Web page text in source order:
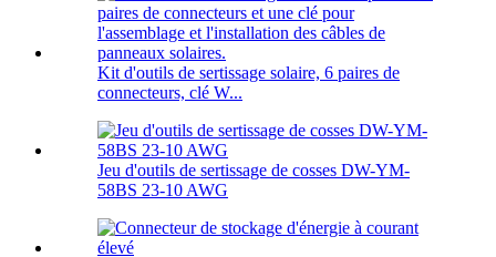
Kit d'outils de sertissage solaire, 6 paires de
connecteurs, clé W...
Jeu d'outils de sertissage de cosses DW-YM-
58BS 23-10 AWG